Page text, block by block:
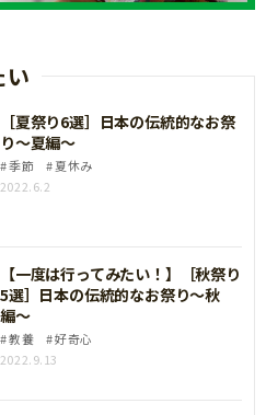
い
［夏祭り6選］日本の伝統的なお祭
り〜夏編〜
季節
夏休み
2022.6.2
【一度は行ってみたい！】［秋祭り
5選］日本の伝統的なお祭り〜秋
編〜
教養
好奇心
2022.9.13